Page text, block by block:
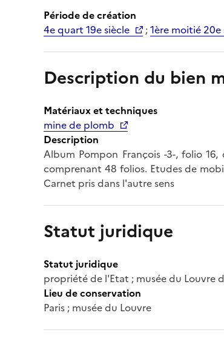
Période de création
4e quart 19e siècle
;1ère moitié 20e
Description du bien
Matériaux et techniques
mine de plomb
Description
Album Pompon François -3-, folio
comprenant 48 folios. Etudes de
Carnet pris dans l'autre sens
Statut juridique
Statut juridique
propriété de l'Etat ; musée du Louvre
Lieu de conservation
Paris ; musée du Louvre